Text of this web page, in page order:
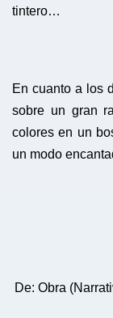
tintero…
En cuanto a los
sobre un gran
colores en un
un modo
De: Obra